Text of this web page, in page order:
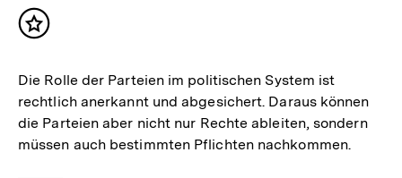
Inhalt
Die Rolle der Parteien im politischen System ist
rechtlich anerkannt und abgesichert. Daraus können
die Parteien aber nicht nur Rechte ableiten, sondern
müssen auch bestimmten Pflichten nachkommen.